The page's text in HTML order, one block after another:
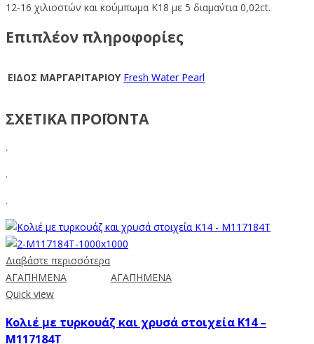
12-16 χιλιοστών και κούμπωμα Κ18 με 5 διαμα΄ντια 0,02ct.
Επιπλέον πληροφορίες
ΕΙΔΟΣ ΜΑΡΓΑΡΙΤΑΡΙΟΥ Fresh Water Pearl
ΣΧΕΤΙΚΑ ΠΡΟΪΟΝΤΑ
.
.
.
Διαβάστε περισσότερα
ΑΓΑΠΗΜΕΝΑ
ΑΓΑΠΗΜΕΝΑ
Quick view
Κολιέ με τυρκουάζ και χρυσά στοιχεία Κ14 –
M117184T